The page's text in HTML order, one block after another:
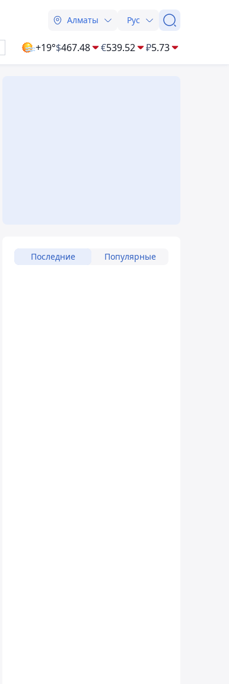
Алматы Рус
+19°$467.48 €539.52 ₽5.73
Последние Популярные